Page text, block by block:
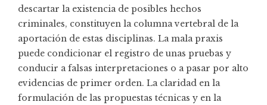
descartar la existencia de posibles hechos
criminales, constituyen la columna vertebral de la
aportación de estas disciplinas. La mala praxis
puede condicionar el registro de unas pruebas y
conducir a falsas interpretaciones o a pasar por alto
evidencias de primer orden. La claridad en la
formulación de las propuestas técnicas y en la